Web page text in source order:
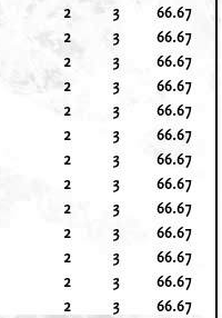
2 3
66.67
2 3
66.67
2 3
66.67
2 3
66.67
2 3
66.67
2 3
66.67
2 3
66.67
2 3
66.67
2 3
66.67
2 3
66.67
2 3
66.67
2 3
66.67
2 3
66.67